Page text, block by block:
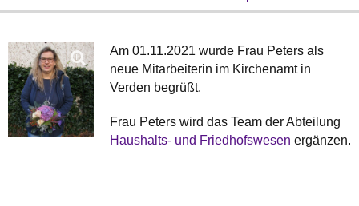
Am 01.11.2021 wurde Frau Peters als
neue Mitarbeiterin im Kirchenamt in
Verden begrüßt.
Frau Peters wird das Team der Abteilung
Haushalts- und Friedhofswesen ergänzen.